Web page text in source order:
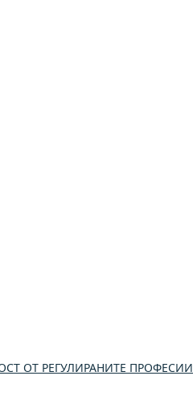
ОТ РЕГУЛИРАНИТЕ ПРОФЕСИИ